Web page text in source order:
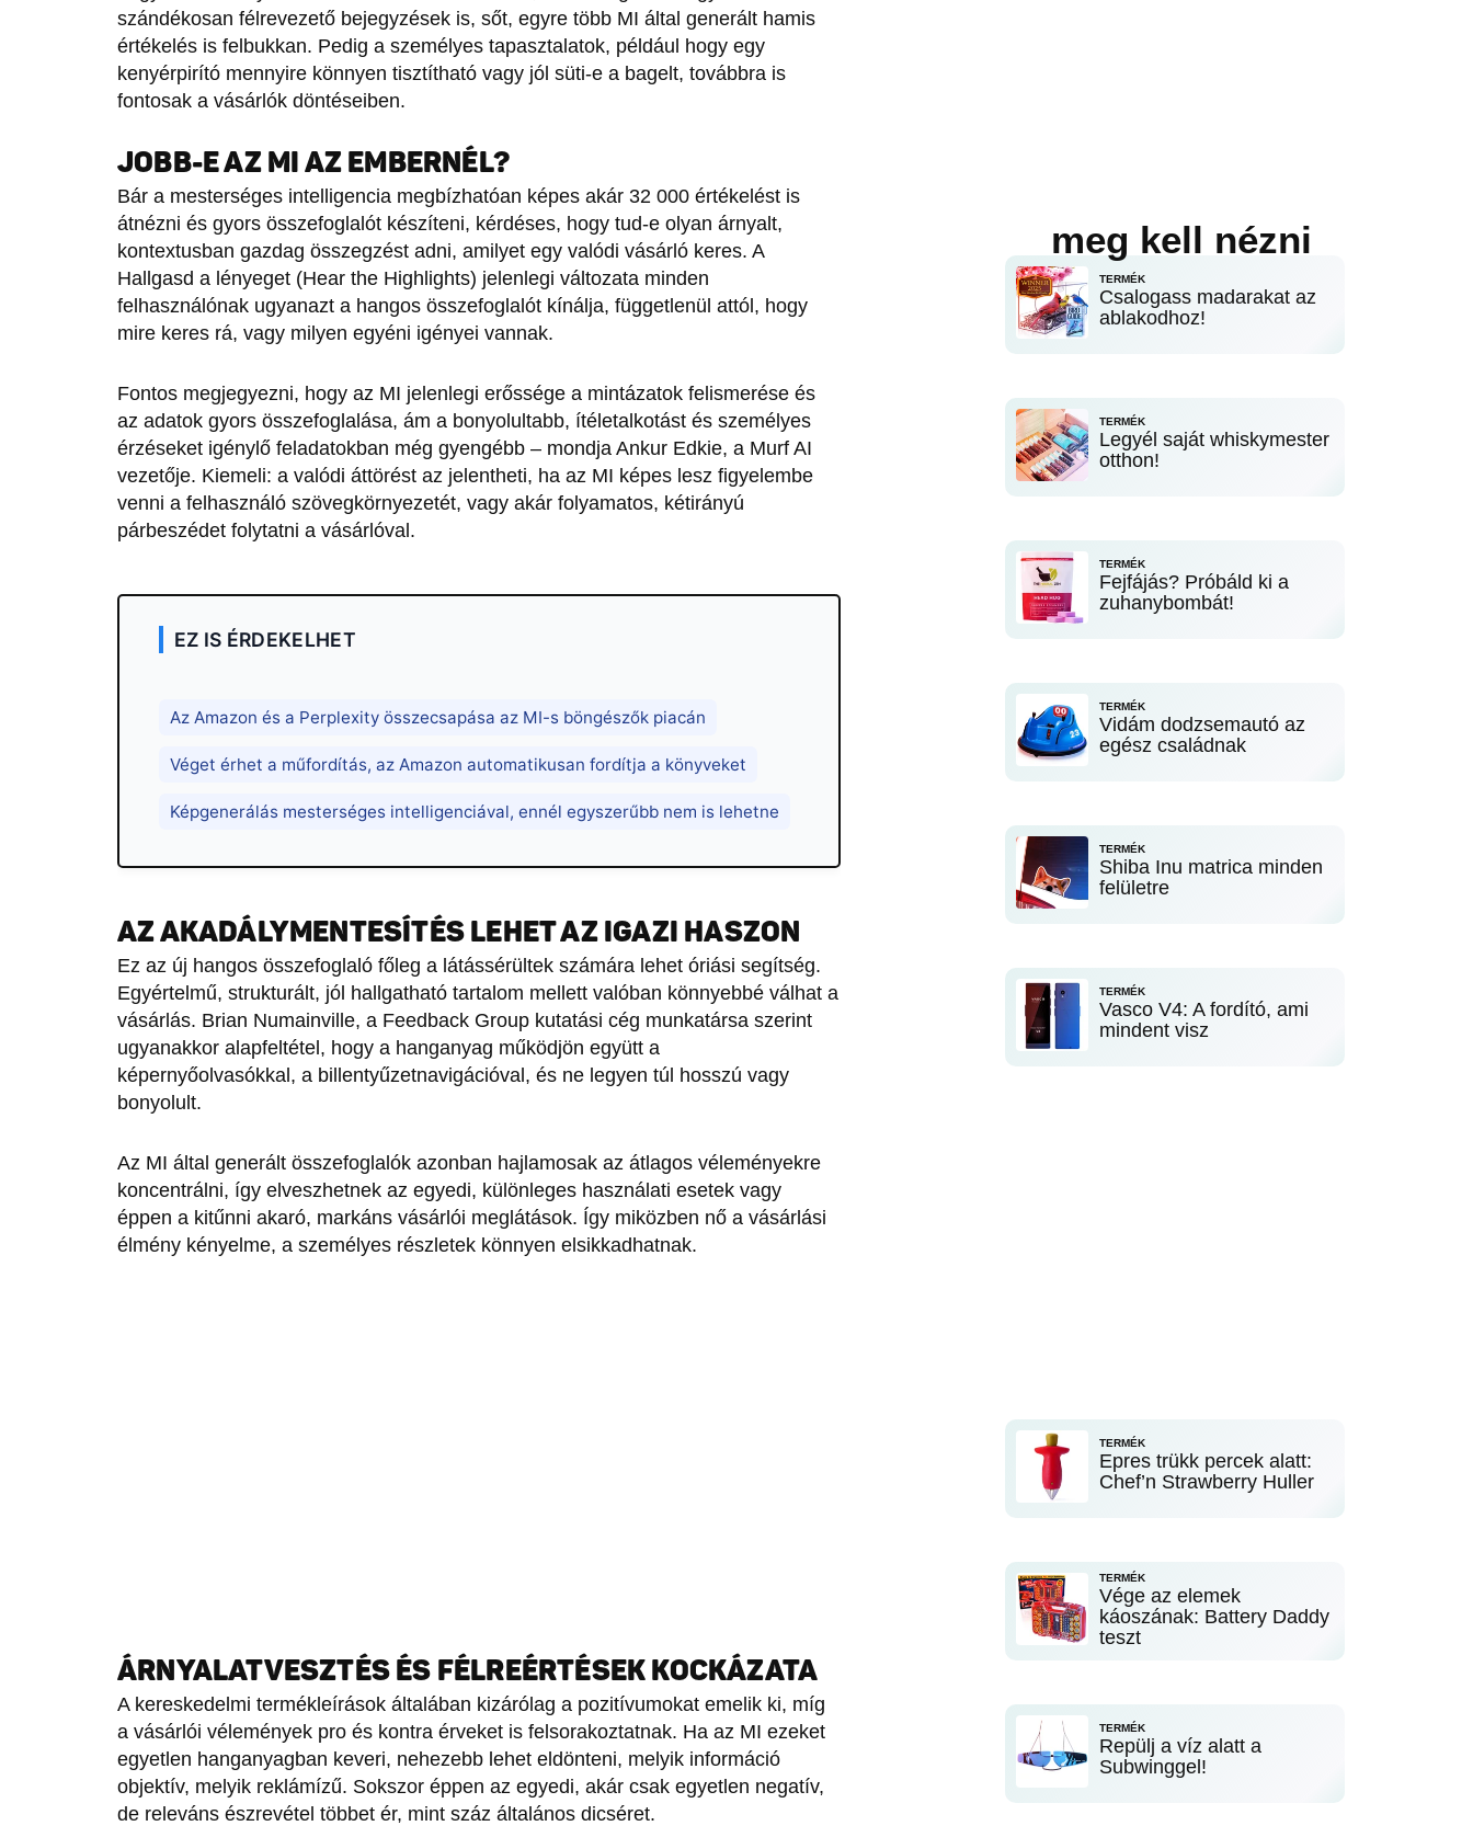
szándékosan félrevezető bejegyzések is, sőt, egyre több MI által generált hamis
értékelés is felbukkan. Pedig a személyes tapasztalatok, például hogy egy
kenyérpirító mennyire könnyen tisztítható vagy jól süti-e a bagelt, továbbra is
fontosak a vásárlók döntéseiben.
JOBB-E AZ MI AZ EMBERNÉL?
Bár a mesterséges intelligencia megbízhatóan képes akár 32 000 értékelést is
átnézni és gyors összefoglalót készíteni, kérdéses, hogy tud-e olyan árnyalt,
kontextusban gazdag összegzést adni, amilyet egy valódi vásárló keres. A
Hallgasd a lényeget (Hear the Highlights) jelenlegi változata minden
felhasználónak ugyanazt a hangos összefoglalót kínálja, függetlenül attól, hogy
mire keres rá, vagy milyen egyéni igényei vannak.
Fontos megjegyezni, hogy az MI jelenlegi erőssége a mintázatok felismerése és
az adatok gyors összefoglalása, ám a bonyolultabb, ítéletalkotást és személyes
érzéseket igénylő feladatokban még gyengébb – mondja Ankur Edkie, a Murf AI
vezetője. Kiemeli: a valódi áttörést az jelentheti, ha az MI képes lesz figyelembe
venni a felhasználó szövegkörnyezetét, vagy akár folyamatos, kétirányú
párbeszédet folytatni a vásárlóval.
EZ IS ÉRDEKELHET
Az Amazon és a Perplexity összecsapása az MI-s böngészők piacán
Véget érhet a műfordítás, az Amazon automatikusan fordítja a könyveket
Képgenerálás mesterséges intelligenciával, ennél egyszerűbb nem is lehetne
AZ AKADÁLYMENTESÍTÉS LEHET AZ IGAZI HASZON
Ez az új hangos összefoglaló főleg a látássérültek számára lehet óriási segítség.
Egyértelmű, strukturált, jól hallgatható tartalom mellett valóban könnyebbé válhat a
vásárlás. Brian Numainville, a Feedback Group kutatási cég munkatársa szerint
ugyanakkor alapfeltétel, hogy a hanganyag működjön együtt a
képernyőolvasókkal, a billentyűzetnavigációval, és ne legyen túl hosszú vagy
bonyolult.
Az MI által generált összefoglalók azonban hajlamosak az átlagos véleményekre
koncentrálni, így elveszhetnek az egyedi, különleges használati esetek vagy
éppen a kitűnni akaró, markáns vásárlói meglátások. Így miközben nő a vásárlási
élmény kényelme, a személyes részletek könnyen elsikkadhatnak.
ÁRNYALATVESZTÉS ÉS FÉLREÉRTÉSEK KOCKÁZATA
A kereskedelmi termékleírások általában kizárólag a pozitívumokat emelik ki, míg
a vásárlói vélemények pro és kontra érveket is felsorakoztatnak. Ha az MI ezeket
egyetlen hanganyagban keveri, nehezebb lehet eldönteni, melyik információ
objektív, melyik reklámízű. Sokszor éppen az egyedi, akár csak egyetlen negatív,
de releváns észrevétel többet ér, mint száz általános dicséret.
meg kell nézni
TERMÉK
Csalogass madarakat az
ablakodhoz!
TERMÉK
Legyél saját whiskymester
otthon!
TERMÉK
Fejfájás? Próbáld ki a
zuhanybombát!
TERMÉK
Vidám dodzsemautó az
egész családnak
TERMÉK
Shiba Inu matrica minden
felületre
TERMÉK
Vasco V4: A fordító, ami
mindent visz
TERMÉK
Epres trükk percek alatt:
Chef’n Strawberry Huller
TERMÉK
Vége az elemek
káoszának: Battery Daddy
teszt
TERMÉK
Repülj a víz alatt a
Subwinggel!